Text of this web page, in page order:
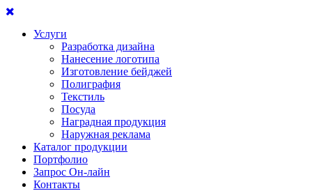
Услуги
Разработка дизайна
Нанесение логотипа
Изготовление бейджей
Полиграфия
Текстиль
Посуда
Наградная продукция
Наружная реклама
Каталог продукции
Портфолио
Запрос Он-лайн
Контакты